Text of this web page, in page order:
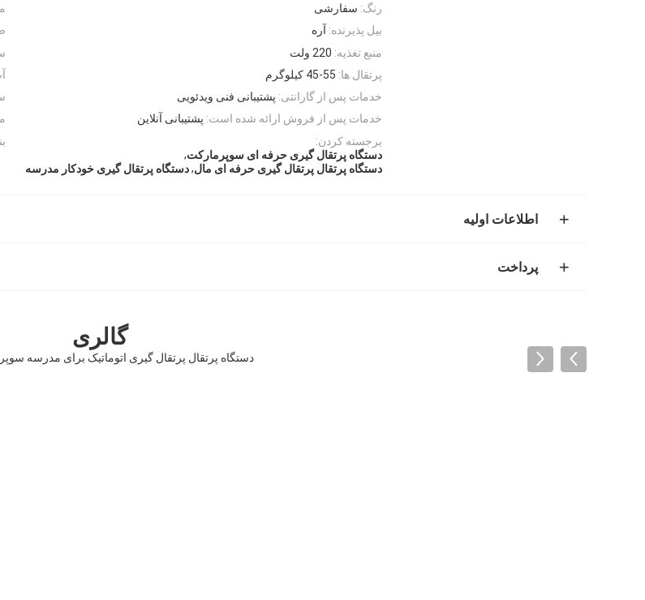
رنگ: سفارشی
بیل پذیرنده: آره
منبع تغذیه: 220 ولت
پرتقال ها: 45-55 کیلوگرم
خدمات پس از گارانتی: پشتیبانی فنی ویدئویی
خدمات پس از فروش ارائه شده است: پشتیبانی آنلاین
برجسته کردن:
دستگاه پرتقال گیری حرفه ای سوپرمارکت,
دستگاه پرتقال پرتقال گیری حرفه ای مال,دستگاه پرتقال گیری خودکار مدرسه
اطلاعات اولیه
پرداخت
گالری
دستگاه پرتقال پرتقال گیری اتوماتیک برای مدرسه